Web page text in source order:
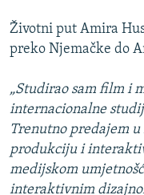
Životni put Amira
preko Njemačke do
„Studirao sam film i
internacionalne
Trenutno predajem
produkciju i
medijskom
interaktivnim